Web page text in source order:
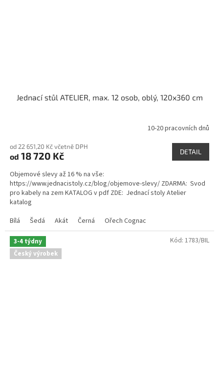
Jednací stůl ATELIER, max. 12 osob, oblý, 120x360 cm
produktu
je
z
5
hvězdiček.
10-20 pracovních dnů
od 22 651,20 Kč včetně DPH
od 18 720 Kč DETAIL
Objemové slevy až 16 % na vše:
https://www.jednacistoly.cz/blog/objemove-slevy/ ZDARMA: Svod
pro kabely na zem KATALOG v pdf ZDE: Jednací stoly Atelier
katalog
Bílá
Šedá Akát Černá Ořech Cognac
3-4 týdny
Český výrobek
Kód: 1783/BIL